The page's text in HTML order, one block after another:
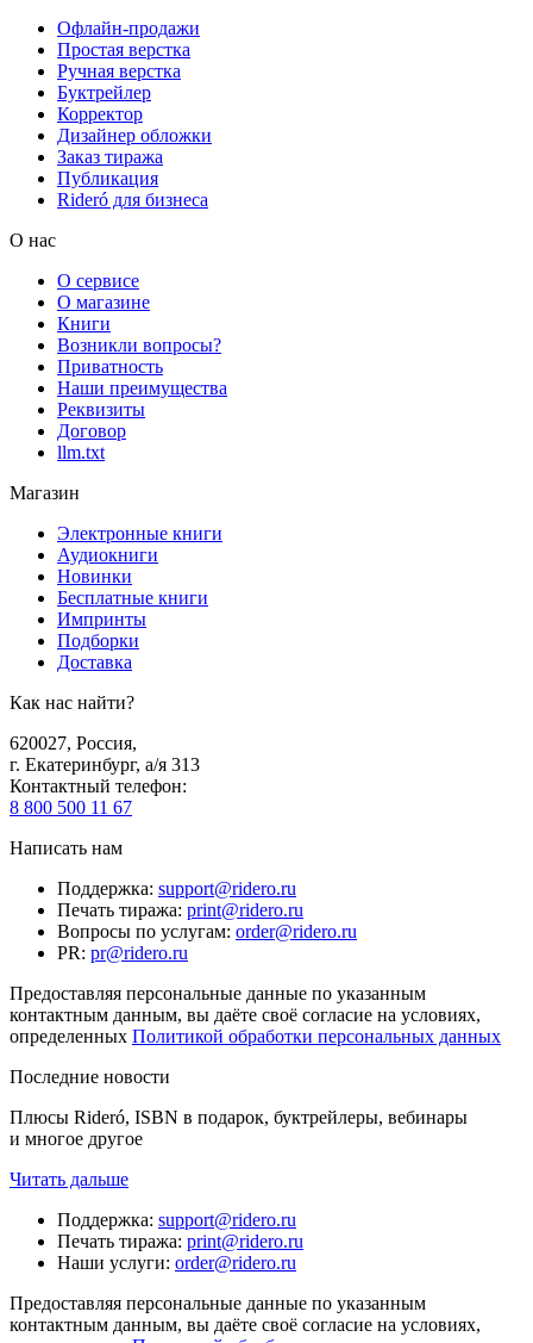
Офлайн-продажи
Простая верстка
Ручная верстка
Буктрейлер
Корректор
Дизайнер обложки
Заказ тиража
Публикация
Rideró для бизнеса
О нас
О сервисе
О магазине
Книги
Возникли вопросы?
Приватность
Наши преимущества
Реквизиты
Договор
llm.txt
Магазин
Электронные книги
Аудиокниги
Новинки
Бесплатные книги
Импринты
Подборки
Доставка
Как нас найти?
620027, Россия,
г. Екатеринбург, а/я 313
Контактный телефон:
8 800 500 11 67
Написать нам
Поддержка: support@ridero.ru
Печать тиража: print@ridero.ru
Вопросы по услугам: order@ridero.ru
PR: pr@ridero.ru
Предоставляя персональные данные по указанным
контактным данным, вы даёте своё согласие на условиях,
определенных Политикой обработки персональных данных
Последние новости
Плюсы Rideró, ISBN в подарок, буктрейлеры, вебинары
и многое другое
Читать дальше
Поддержка: support@ridero.ru
Печать тиража: print@ridero.ru
Наши услуги: order@ridero.ru
Предоставляя персональные данные по указанным
контактным данным, вы даёте своё согласие на условиях,